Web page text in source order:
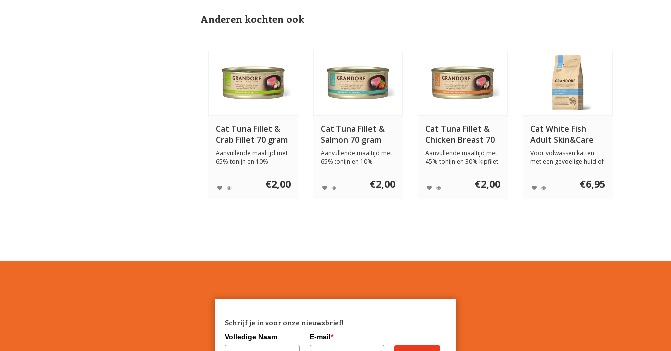
Anderen kochten ook
Cat Tuna Fillet &
Crab Fillet 70 gram
Aanvullende maaltijd met
65% tonijn en 10%
€2,00
Cat Tuna Fillet &
Salmon 70 gram
Aanvullende maaltijd met
65% tonijn en 10%
€2,00
Cat Tuna Fillet &
Chicken Breast 70
gram
Aanvullende maaltijd met
45% tonijn en 30% kipfilet.
€2,00
Cat White Fish
Adult Skin&Care
Voor volwassen katten
met een gevoelige huid of
€6,95
Schrijf je in voor onze nieuwsbrief!
Volledige Naam E-mail*